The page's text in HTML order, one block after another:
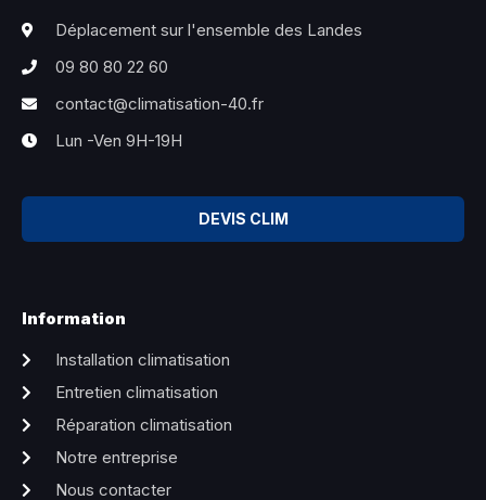
Déplacement sur l'ensemble des Landes
09 80 80 22 60
contact@climatisation-40.fr
Lun -Ven 9H-19H
DEVIS CLIM
Information
Installation climatisation
Entretien climatisation
Réparation climatisation
Notre entreprise
Nous contacter